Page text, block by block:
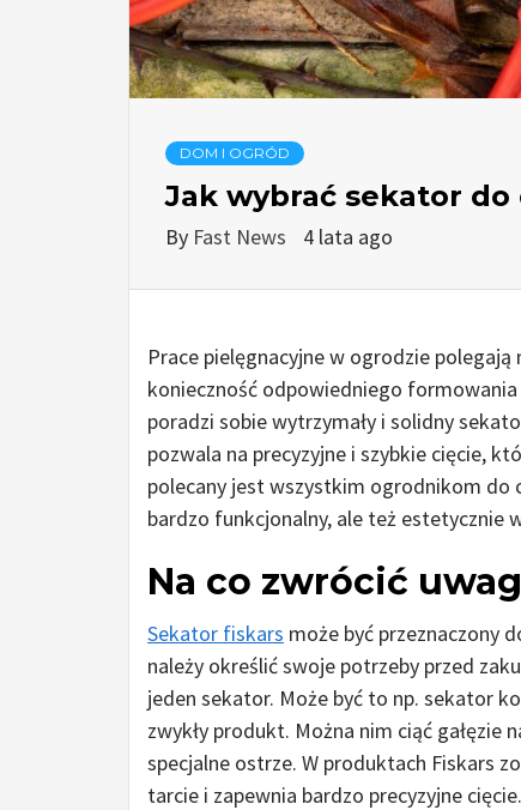
DOM I OGRÓD
Jak wybrać sekator do
By Fast News 4 lata ago
Prace pielęgnacyjne w ogrodzie
konieczność odpowiedniego
poradzi sobie wytrzymały i solidny
pozwala na precyzyjne i szybkie cięcie,
polecany jest wszystkim ogrodnikom do
bardzo funkcjonalny, ale też estetycznie
Na co zwrócić
Sekator fiskars może być przeznaczony
należy określić swoje potrzeby przed
jeden sekator. Może być to np. sekator
zwykły produkt. Można nim ciąć gałęzie
specjalne ostrze. W produktach Fiskars
tarcie i zapewnia bardzo precyzyjne